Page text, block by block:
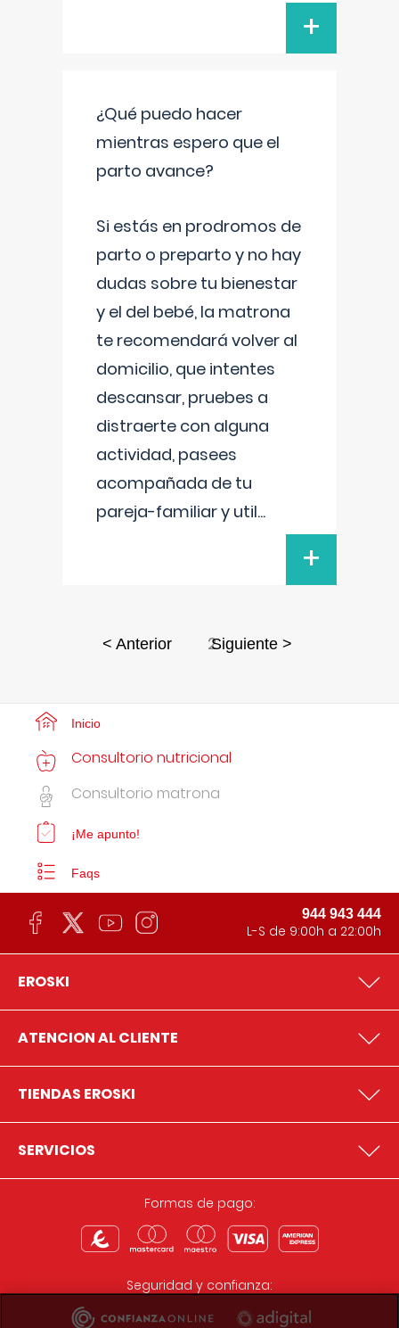
+
¿Qué puedo hacer
mientras espero que el
parto avance?
Si estás en prodromos de
parto o preparto y no hay
dudas sobre tu bienestar
y el del bebé, la matrona
te recomendará volver al
domicilio, que intentes
descansar, pruebes a
distraerte con alguna
actividad, pasees
acompañada de tu
pareja-familiar y util...
+
< Anterior 2Siguiente >
Inicio
Consultorio nutricional
Consultorio matrona
¡Me apunto!
Faqs
944 943 444
L-S de 9:00h a 22:00h
EROSKI
ATENCION AL CLIENTE
TIENDAS EROSKI
SERVICIOS
Formas de pago:
Seguridad y confianza: